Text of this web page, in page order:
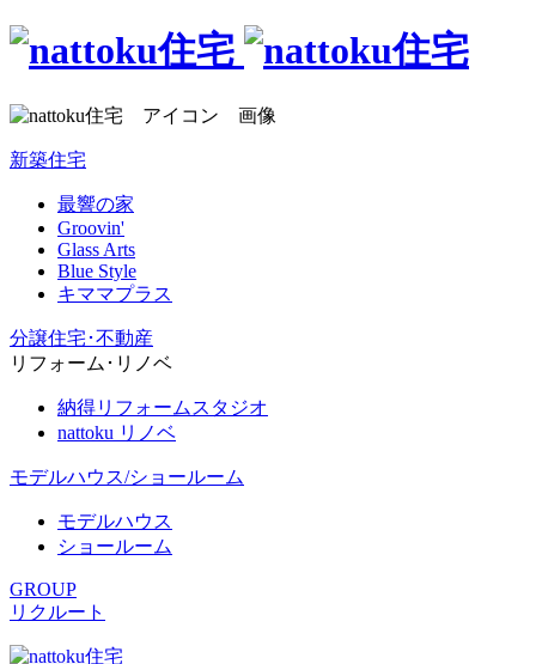
新築住宅
最響の家
Groovin'
Glass Arts
Blue Style
キママプラス
分譲住宅･不動産
リフォーム･リノベ
納得リフォームスタジオ
nattoku リノベ
モデルハウス/ショールーム
モデルハウス
ショールーム
GROUP
リクルート